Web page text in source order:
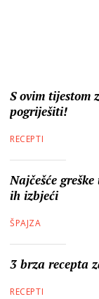
S ovim tijestom
pogriješiti!
RECEPTI
Najčešće
ih izbjeći
ŠPAJZA
3 brza recepta
RECEPTI